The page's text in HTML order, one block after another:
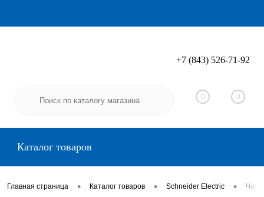
Вход Регистрация
+7 (843) 526-71-92
0 0
Каталог товаров
Главная страница • Каталог товаров • Schneider Electric •